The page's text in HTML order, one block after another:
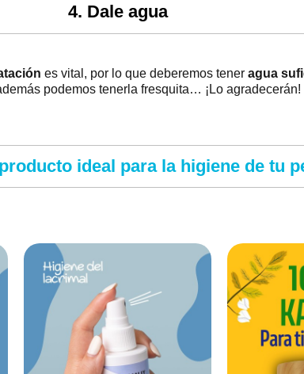
4. Dale agua
es vital, por lo que deberemos tener agua
podemos tenerla fresquita… ¡Lo agradecerán!
ideal para la higiene de tu